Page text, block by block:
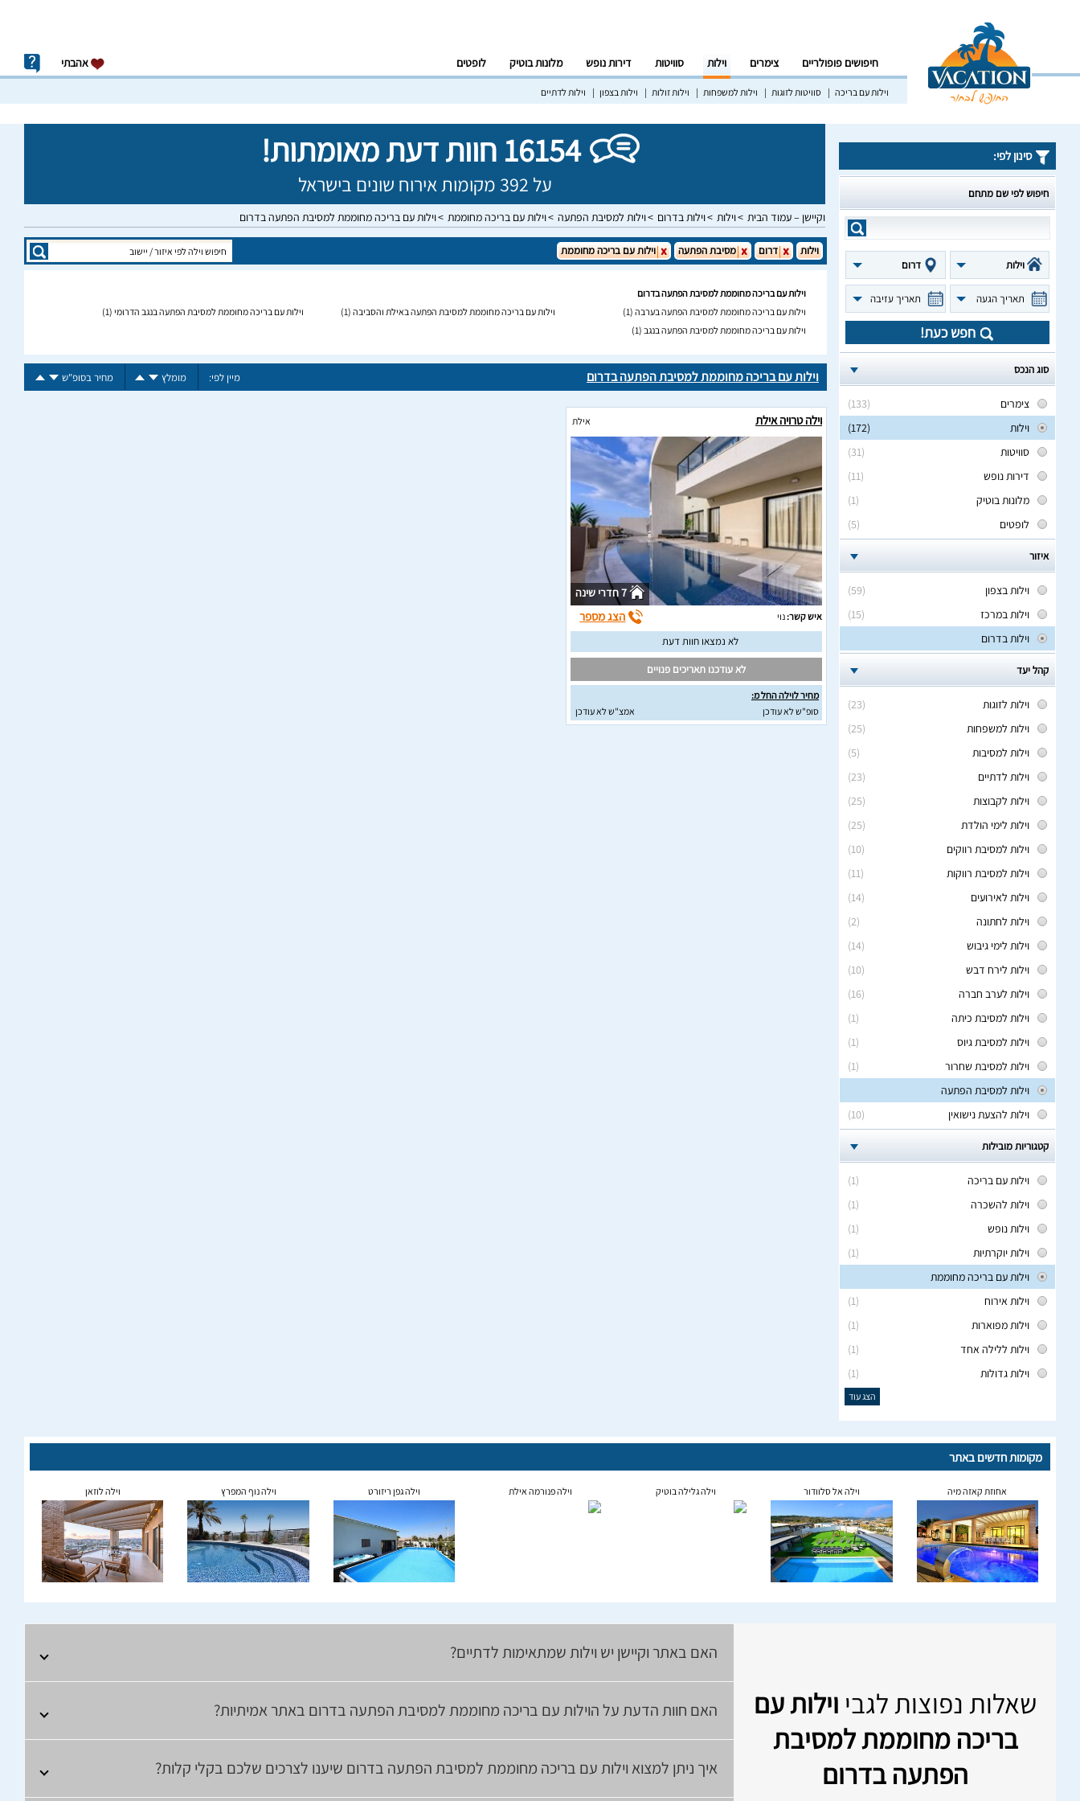
חיפושים פופולריים צימרים וילות סוויטות דירות נופש מלונות בוטיק לופטים אהבתי
וילות עם בריכה סוויטות לזוגות וילות למשפחות וילות זולות וילות בצפון וילות לדתיים
16154 חוות דעת מאומתות!
על 392 מקומות אירוח שונים בישראל
וקיישן – עמוד הבית וילות וילות בדרום וילות למסיבת הפתעה וילות עם בריכה מחוממת וילות עם בריכה מחוממת למסיבת הפתעה בדרום
סינון לפי:
חיפוש לפי שם מתחם
וילות דרום
תאריך הגעה תאריך עזיבה
חפש כעת!
סוג הנכס
(133)
צימרים
(172)
וילות
(31)
סוויטות
(11)
דירות נופש
(1)
מלונות בוטיק
(5)
לופטים
איזור
(59)
וילות בצפון
(15)
וילות במרכז
וילות בדרום
קהל יעד
(23)
וילות לזוגות
(25)
וילות למשפחות
(5)
וילות למסיבות
(23)
וילות לדתיים
(25)
וילות לקבוצות
(25)
וילות לימי הולדת
(10)
וילות למסיבת רווקים
(11)
וילות למסיבת רווקות
(14)
וילות לאירועים
(2)
וילות לחתונה
(14)
וילות לימי גיבוש
(10)
וילות לירח דבש
(16)
וילות לערב חברה
(1)
וילות למסיבת כיתה
(1)
וילות למסיבת גיוס
(1)
וילות למסיבת שחרור
וילות למסיבת הפתעה
(10)
וילות להצעת נישואין
קטגוריות מובילות
(1)
וילות עם בריכה
(1)
וילות להשכרה
(1)
וילות נופש
(1)
וילות יוקרתיות
וילות עם בריכה מחוממת
(1)
וילות אירוח
(1)
וילות מפוארות
(1)
וילות ללילה אחד
(1)
וילות גדולות
הצג עוד
וילות דרום מסיבת הפתעה וילות עם בריכה מחוממת
וילות עם בריכה מחוממת למסיבת הפתעה בדרום
וילות עם בריכה מחוממת למסיבת הפתעה בערבה (1) וילות עם בריכה מחוממת למסיבת הפתעה באילת והסביבה (1) וילות עם בריכה מחוממת למסיבת הפתעה בנגב הדרומי (1)
וילות עם בריכה מחוממת למסיבת הפתעה בנגב (1)
וילות עם בריכה מחוממת למסיבת הפתעה בדרום מיין לפי: מומלץ מחיר בסופ"ש
וילה טרויה אילת אילת
7 חדרי שינה
איש קשר:נוי הצג מספר
לא נמצאו חוות דעת
לא עודכנו תאריכים פנויים
מחיר לוילה החל מ:
סופ"ש לא עודכן
אמצ"ש לא עודכן
מקומות חדשים באתר
אחוזת קאזה מיה וילה אל סלוודור וילה גלילה בוטיק וילה פנורמה אילת וילה גפן ריזורט וילה נוף המפרץ וילה לוזאן
שאלות נפוצות לגבי וילות עם
בריכה מחוממת למסיבת
הפתעה בדרום
האם באתר וקיישן יש וילות שמתאימות לדתיים?
האם חוות הדעת על הוילות עם בריכה מחוממת למסיבת הפתעה בדרום באתר אמיתיות?
איך ניתן למצוא וילות עם בריכה מחוממת למסיבת הפתעה בדרום שיענו לצרכים שלכם בקלי קלות?